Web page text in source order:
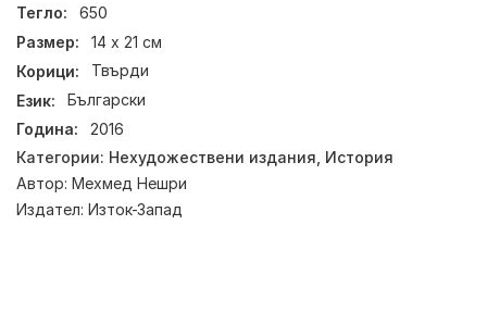
Тегло:
650
Размер:
14 х 21 см
Корици:
Твърди
Език:
Български
Година:
2016
Категории: Нехудожествени издания История
Автор: Мехмед Нешри
Издател: Изток-Запад